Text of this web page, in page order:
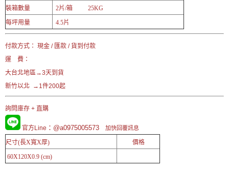
裝箱數量
2片/箱 25KG
每坪用量
4.5片
付款方式： 現金 / 匯款 / 貨到付款
運 費：
大台北地區→3天到貨
新竹以北 →1件200起
詢問庫存 + 直購
官方Line ：@a0975005573 加快回覆訊息
尺寸(長X寬X厚)
價格
60X120X0.9 (cm)